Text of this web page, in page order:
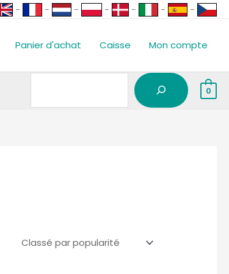
- - - - - - -
Panier d'achat Caisse Mon compte
Rechercher
0